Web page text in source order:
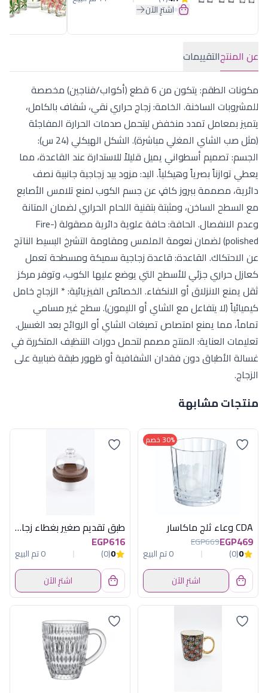
اشترِ الآن
عن المنتجالتقييمات
مكونات الطقم: يتكون من 6 قطع (أكواب/فناجين) مخصصة
للمشروبات الساخنة. الخامة: زجاج حراري نقي، شفاف بالكامل،
يتميز بمعامل تمدد منخفض ليتحمل صدمات الحرارة المفاجئة
(مثل صب الشاي المغلي مباشرة). الشكل الهيكلي (24 س):
الجسم: تصميم أسطواني يميل قليلاً للاستدارة عند القاعدة، مما
يعطي توازناً بصرياً وهيكلياً. اليد: مزود بيد زجاجية جانبية نصف
دائرية، مصممة ببروز كافٍ عن جسم الكوب لمنع تلامس الأصابع
مع السطح الساخن، ومثبتة بتقنية اللحام الحراري لضمان المتانة
وعدم الانفصال. الحافة: حافة علوية دائرية مصقولة (Fire-
polished) لضمان نعومة الملمس ومقاومة التشرخ البسيط الناتج
عن الاحتكاك. القاعدة: قاعدة زجاجية سميكة ومسطحة تعمل
كعازل حراري جزئي للأسطح التي يوضع عليها الكوب، وتوفر مركز
ثقل يمنع الانزلاق أو الانكفاء. الخصائص الفيزيائية: * الزجاج خامل
كيميائياً (لا يتفاعل مع الشاي أو الليمون). سطح غير مسامي
تماماً، مما يمنع امتصاص تصبغات الشاي أو الروائح بعد الغسيل.
تعليمات العناية: المنتج مصمم لتحمل دورات التنظيف المتكررة في
غسالة الأطباق دون فقدان الشفافية أو ظهور طبقة ضبابية على
الزجاج.
منتجات مشابهة
30% خصم
CDA وعاء ثلج ماكاسار
EGP469
EGP669
0
(0)
0 تم البيع
اشترِ الآن
طبق تقديم صغير بغطاء زجاج من أكسفورد موديل QR2592
EGP616
0
(0)
0 تم البيع
اشترِ الآن